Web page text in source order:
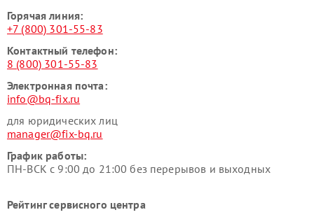
Горячая линия:
+7 (800) 301-55-83
Контактный телефон:
8 (800) 301-55-83
Электронная почта:
info@bq-fix.ru
для юридических лиц
manager@fix-bq.ru
График работы:
ПН-ВСК с 9:00 до 21:00 без перерывов и выходных
Рейтинг сервисного центра